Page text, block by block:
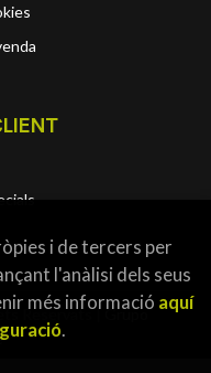
Reservats | Grupo
i de tercers per
l'anàlisi dels seus
més informació aquí
.